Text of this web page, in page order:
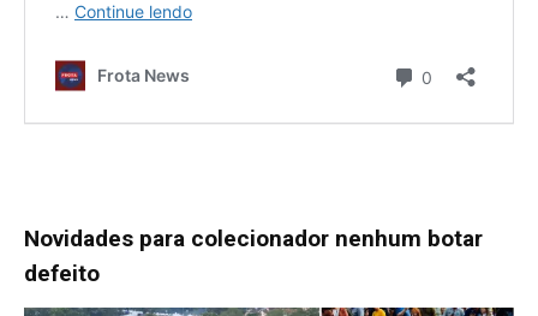
Novidades para colecionador nenhum botar
defeito